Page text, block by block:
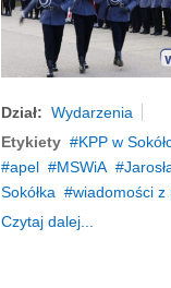
Dział: Wydarzenia
Etykiety
KPP w
apel
MSWiA
Sokółka
wiadomości z
Czytaj dalej...